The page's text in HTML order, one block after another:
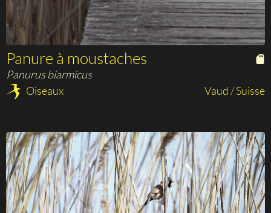
Panure à moustaches
Panurus biarmicus
Oiseaux
Vaud / Suisse